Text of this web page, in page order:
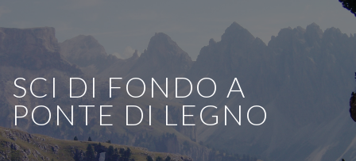
SCI DI FONDO A
PONTE DI LEGNO